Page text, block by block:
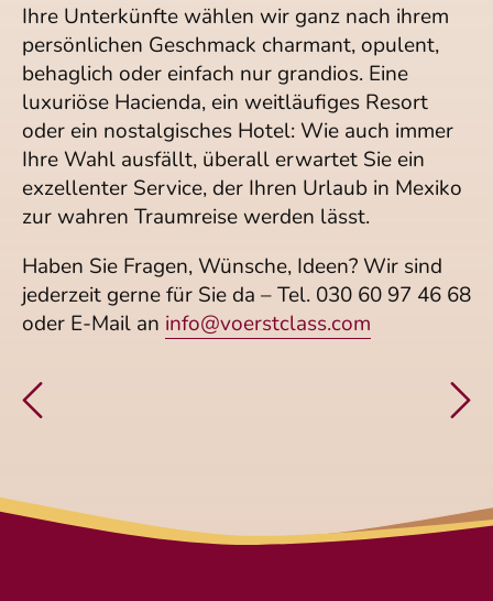
Ihre Unterkünfte wählen wir ganz nach ihrem
persönlichen Geschmack charmant, opulent,
behaglich oder einfach nur grandios. Eine
luxuriöse Hacienda, ein weitläufiges Resort
oder ein nostalgisches Hotel: Wie auch immer
Ihre Wahl ausfällt, überall erwartet Sie ein
exzellenter Service, der Ihren Urlaub in Mexiko
zur wahren Traumreise werden lässt.
Haben Sie Fragen, Wünsche, Ideen? Wir sind
jederzeit gerne für Sie da – Tel. 030 60 97 46 68
oder E-Mail an info@voerstclass.com